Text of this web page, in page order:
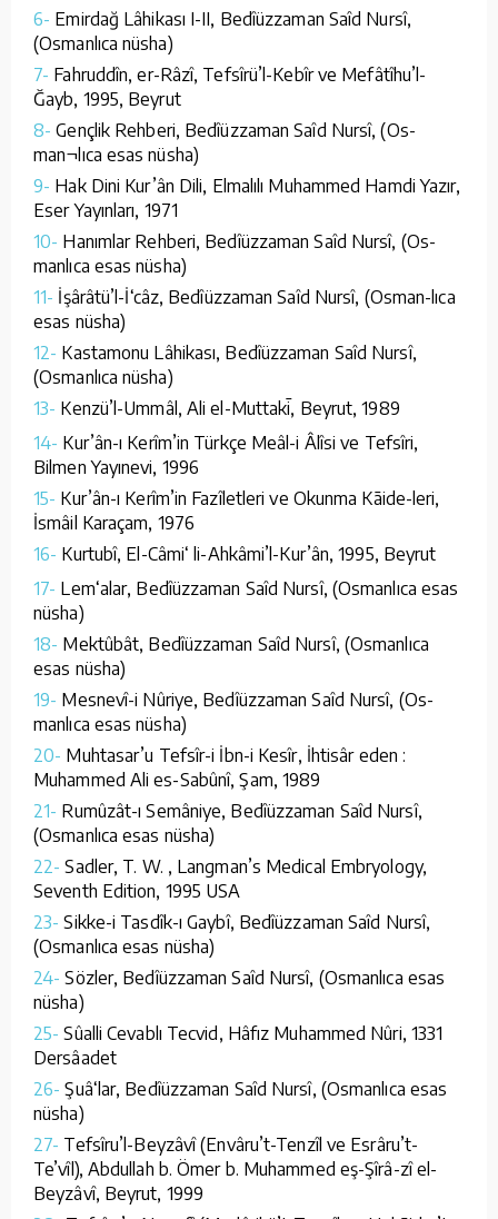
6- Emirdağ Lâhikası I-II, Bedîüzzaman Saîd Nursî,
(Osmanlıca nüsha)
7- Fahruddîn, er-Râzî, Tefsîrü’l-Kebîr ve Mefâtîhu’l-
Ğayb, 1995, Beyrut
8-Gençlik Rehberi, Bedîüzzaman Saîd Nursî, (Os-
man¬lıca esas nüsha)
9- Hak Dini Kur’ân Dili, Elmalılı Muhammed Hamdi Yazır,
Eser Yayınları, 1971
10- Hanımlar Rehberi, Bedîüzzaman Saîd Nursî, (Os-
manlıca esas nüsha)
11- İşârâtü’l-İ‘câz, Bedîüzzaman Saîd Nursî, (Osman-lıca
esas nüsha)
12- Kastamonu Lâhikası, Bedîüzzaman Saîd Nursî,
(Osmanlıca nüsha)
13- Kenzü’l-Ummâl, Ali el-Muttakī, Beyrut, 1989
14- Kur’ân-ı Kerîm’in Türkçe Meâl-i Âlîsi ve Tefsîri,
Bilmen Yayınevi, 1996
15- Kur’ân-ı Kerîm’in Fazîletleri ve Okunma Kāide-leri,
İsmâil Karaçam, 1976
16- Kurtubî, El-Câmi‘ li-Ahkâmi’l-Kur’ân, 1995, Beyrut
17- Lem‘alar, Bedîüzzaman Saîd Nursî, (Osmanlıca esas
nüsha)
18- Mektûbât, Bedîüzzaman Saîd Nursî, (Osmanlıca
esas nüsha)
19- Mesnevî-i Nûriye, Bedîüzzaman Saîd Nursî, (Os-
manlıca esas nüsha)
20- Muhtasar’u Tefsîr-i İbn-i Kesîr, İhtisâr eden :
Muhammed Ali es-Sabûnî, Şam, 1989
21- Rumûzât-ı Semâniye, Bedîüzzaman Saîd Nursî,
(Osmanlıca esas nüsha)
22-Sadler, T. W. , Langman’s Medical Embryology,
Seventh Edition, 1995 USA
23-Sikke-i Tasdîk-ı Gaybî, Bedîüzzaman Saîd Nursî,
(Osmanlıca esas nüsha)
24-Sözler, Bedîüzzaman Saîd Nursî, (Osmanlıca esas
nüsha)
25-Sûalli Cevablı Tecvid, Hâfız Muhammed Nûri, 1331
Dersâadet
26-Şuâ‘lar, Bedîüzzaman Saîd Nursî, (Osmanlıca esas
nüsha)
27- Tefsîru’l-Beyzâvî (Envâru’t-Tenzîl ve Esrâru’t-
Te’vîl), Abdullah b. Ömer b. Muhammed eş-Şîrâ-zî el-
Beyzâvî, Beyrut, 1999